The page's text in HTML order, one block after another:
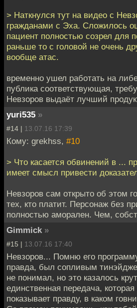
> Наткнулся тут на видео с
гражданами с Эха. Сложилось
пациент полностью созрел для
раньше то с головой не очень
вообще атас.
временно ушел работать на
публика соответствующая,
Невзоров выдаёт лучший
yuri535 »
#14 | 13.07.16 17:39
Кому: grekhss, #10
> Что касается обвинений в ...
имеет смысл привести
Невзоров сам открыто об этом
тех, кто платит. Персонаж без
полностью аморален. Чем,
Gimmick »
#15 | 13.07.16 17:40
Невзоров... Помню его
правда, был сопливым
не понимал, но это казалось
единственная передача, которая
показывает правду, в каком